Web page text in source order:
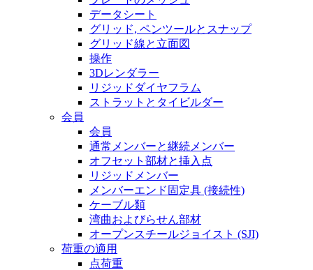
データシート
グリッド, ペンツールとスナップ
グリッド線と立面図
操作
3Dレンダラー
リジッドダイヤフラム
ストラットとタイビルダー
会員
会員
通常メンバーと継続メンバー
オフセット部材と挿入点
リジッドメンバー
メンバーエンド固定具 (接続性)
ケーブル類
湾曲およびらせん部材
オープンスチールジョイスト (SJI)
荷重の適用
点荷重